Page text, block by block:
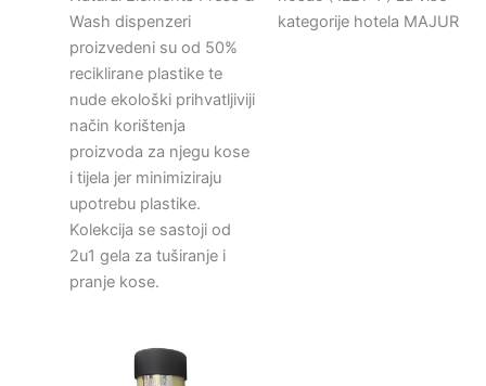
Wash dispenzeri
proizvedeni su od 50%
reciklirane plastike te
nude ekološki prihvatljiviji
način korištenja
proizvoda za njegu kose
i tijela jer minimiziraju
upotrebu plastike.
Kolekcija se sastoji od
2u1 gela za tuširanje i
pranje kose.
kategorije hotela MAJUR